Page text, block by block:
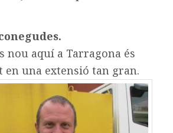
nou aquí a Tarragona és
en una extensió tan gran.